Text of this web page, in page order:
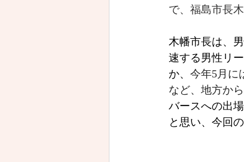
で、福島市長
木幡市長は、
速する男性リ
か、 今年5月に
など、地方か
バースへの出
と思い、今回